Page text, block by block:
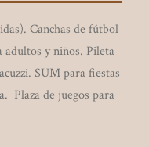
Canchas de fútbol
adultos y niños. Pileta
SUM para fiestas
Plaza de juegos para